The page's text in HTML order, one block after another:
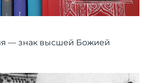
— знак высшей Божией